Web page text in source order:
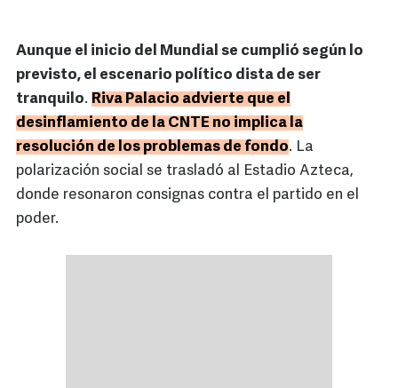
Aunque el inicio del Mundial se cumplió según lo
previsto, el escenario político dista de ser
tranquilo. Riva Palacio advierte que el
desinflamiento de la CNTE no implica la
resolución de los problemas de fondo. La
polarización social se trasladó al Estadio Azteca,
donde resonaron consignas contra el partido en el
poder.